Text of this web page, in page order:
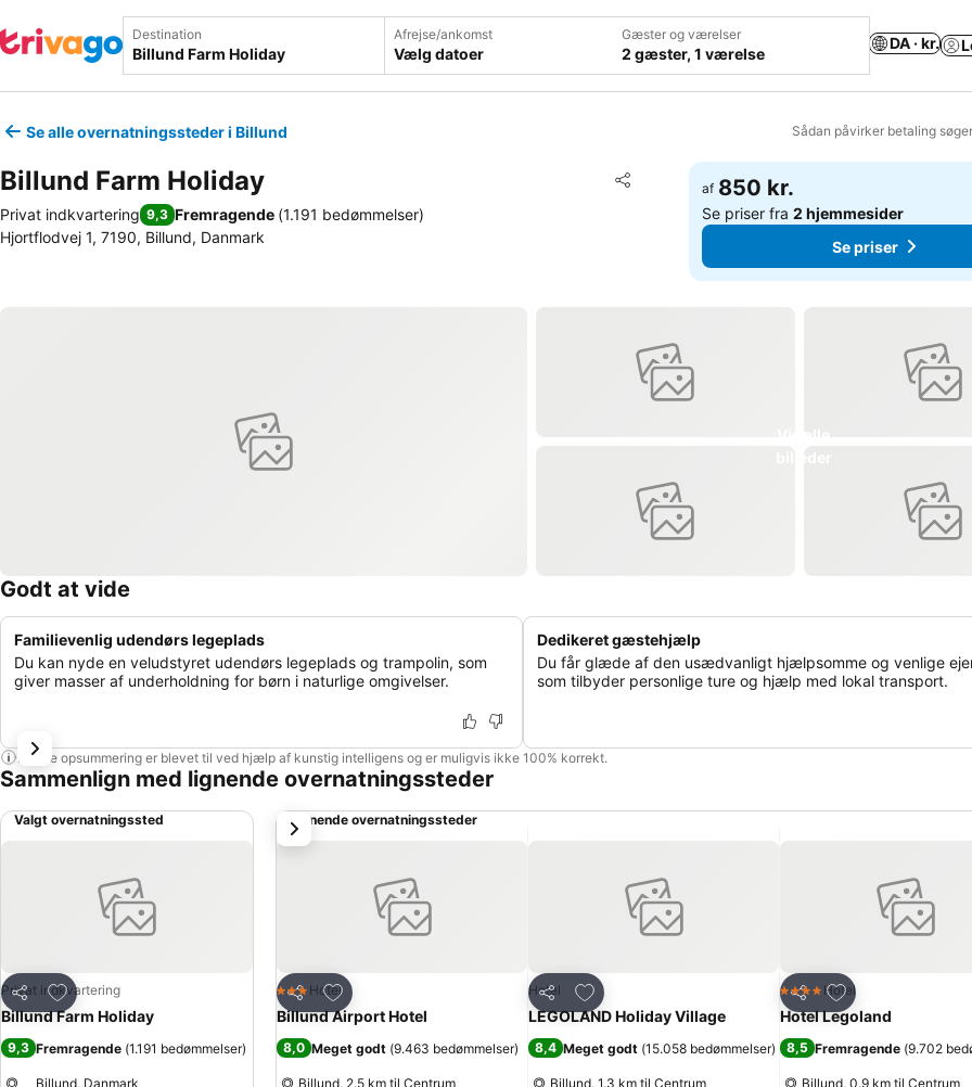
Destination Afrejse/ankomst
Vælg datoer
Gæster og værelser
2 gæster, 1 værelse
DA · kr.
Se alle overnatningssteder i Billund Sådan påvirker betaling
Billund Farm Holiday Del
Føj til favoritter
Privat indkvartering 9,3 Fremragende (1.191 bedømmelser)
Hjortflodvej 1, 7190, Billund, Danmark
af 850 kr.
Se priser fra2 hjemmesider
Se priser
Godt at vide
Familievenlig udendørs legeplads
Du kan nyde en veludstyret udendørs legeplads og trampolin, som
giver masser af underholdning for børn i naturlige omgivelser.
Dedikeret gæstehjælp
Du får glæde af den usædvanligt hjælpsomme og venlige
som tilbyder personlige ture og hjælp med lokal transport.
Denne opsummering er blevet til ved hjælp af kunstig intelligens og er muligvis ikke 100% korrekt.
Sammenlign med lignende overnatningssteder
Valgt overnatningssted
Del
Føj til favoritter
Privat indkvartering
Billund Farm Holiday
9,3 Fremragende (1.191 bedømmelser)
Billund, Danmark
Lignende overnatningssteder
Del
Føj til favoritter
3 Stjerner
Hotel
Billund Airport Hotel
8,0 Meget godt (9.463 bedømmelser)
Billund, 2.5 km til Centrum
Del
Føj til favoritter
Hotel
LEGOLAND Holiday Village
8,4 Meget godt (15.058 bedømmelser)
Billund, 1.3 km til Centrum
Del
Føj til favoritter
4 StjernerHotel
Hotel Legoland
8,5 Fremragende (9.702
Billund, 0.9 km til Centrum
næste